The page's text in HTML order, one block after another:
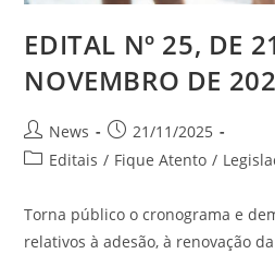
EDITAL Nº 25, DE
NOVEMBRO DE
News
21/11/2025
Editais / Fique Atento /
Torna público o cronograma e
relativos à adesão, à renovação